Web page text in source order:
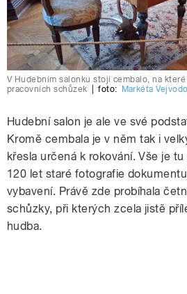
V Hudebním salonku stojí cembalo, na
pracovních schůzek
foto: Markéta
Hudební salon je ale ve své
Kromě cembala je v něm tak i
křesla určená k rokování. Vše je
120 let staré fotografie
vybavení. Právě zde probíhala
schůzky, při kterých zcela jistě
hudba.